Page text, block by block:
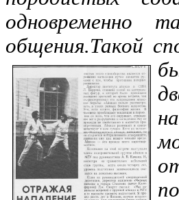
одновременно
общения.Такой